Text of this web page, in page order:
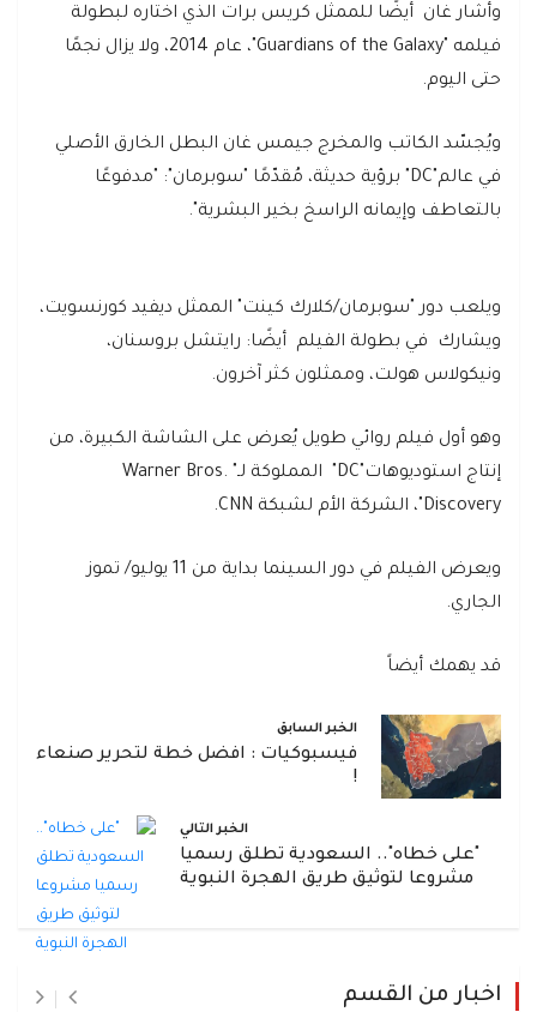
وأشار غان أيضًا للممثل كريس برات الذي اختاره لبطولة
فيلمه "Guardians of the Galaxy"، عام 2014، ولا يزال نجمًا
حتى اليوم.
ويُجسّد الكاتب والمخرج جيمس غان البطل الخارق الأصلي
في عالم"DC" برؤية حديثة، مُقدّمًا "سوبرمان": "مدفوعًا
بالتعاطف وإيمانه الراسخ بخير البشرية".
ويلعب دور "سوبرمان/كلارك كينت" الممثل ديفيد كورنسويت،
ويشارك في بطولة الفيلم أيضًا: رايتشل بروسنان،
ونيكولاس هولت، وممثلون كثر آخرون.
وهو أول فيلم روائي طويل يُعرض على الشاشة الكبيرة، من
إنتاج استوديوهات"DC" المملوكة لـ" Warner Bros.
Discovery"، الشركة الأم لشبكة CNN.
ويعرض الفيلم في دور السينما بداية من 11 يوليو/ تموز
الجاري.
قد يهمك أيضاً
الخبر السابق
فيسبوكيات : افضل خطة لتحرير صنعاء
!
الخبر التالي
"على خطاه".. السعودية تطلق رسميا
مشروعا لتوثيق طريق الهجرة النبوية
اخبار من القسم